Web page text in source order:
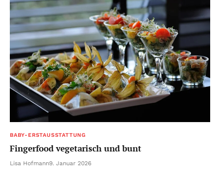
BABY-ERSTAUSSTATTUNG
Fingerfood vegetarisch und bunt
Lisa Hofmann9. Januar 2026